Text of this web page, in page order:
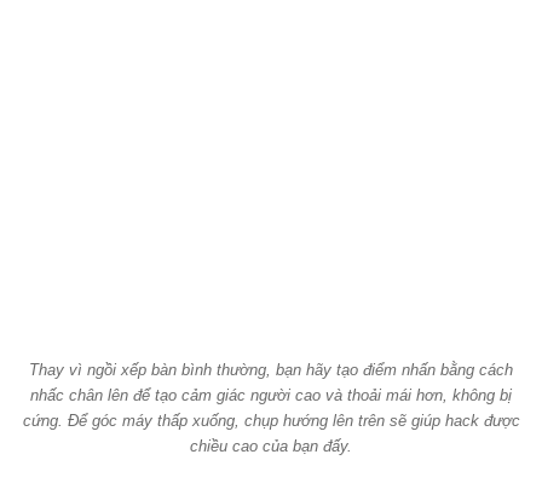
Thay vì ngồi xếp bàn bình thường, bạn hãy tạo điểm nhấn bằng cách
nhấc chân lên để tạo cảm giác người cao và thoải mái hơn, không bị
cứng. Để góc máy thấp xuống, chụp hướng lên trên sẽ giúp hack được
chiều cao của bạn đấy.